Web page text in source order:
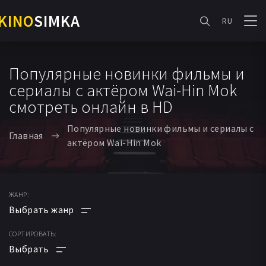
SIMKA RU
Популярные новинки фильмы и
сериалы с актёром Wai-Hin Mok
смотреть онлайн в HD
Главная
Популярные новинки фильмы и сериалы с
актёром Wai-Hin Mok
ЖАНР:
АНИМЕ
СОРТИРОВАТЬ: